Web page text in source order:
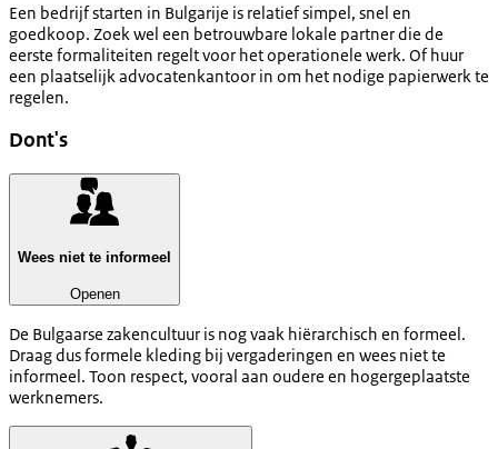
Een bedrijf starten in Bulgarije is relatief simpel, snel en
goedkoop. Zoek wel een betrouwbare lokale partner die de
eerste formaliteiten regelt voor het operationele werk. Of huur
een plaatselijk advocatenkantoor in om het nodige papierwerk te
regelen.
Dont's
Wees niet te informeel
Openen
De Bulgaarse zakencultuur is nog vaak hiërarchisch en formeel.
Draag dus formele kleding bij vergaderingen en wees niet te
informeel. Toon respect, vooral aan oudere en hogergeplaatste
werknemers.